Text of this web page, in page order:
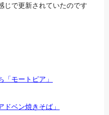
じで更新されていたのです
モートピア」
ベン焼きそば」